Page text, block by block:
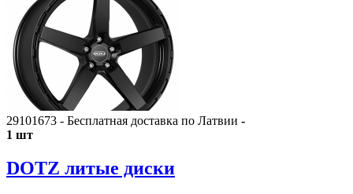
29101673 - Бесплатная доставка по Латвии -
1 шт
DOTZ литые диски